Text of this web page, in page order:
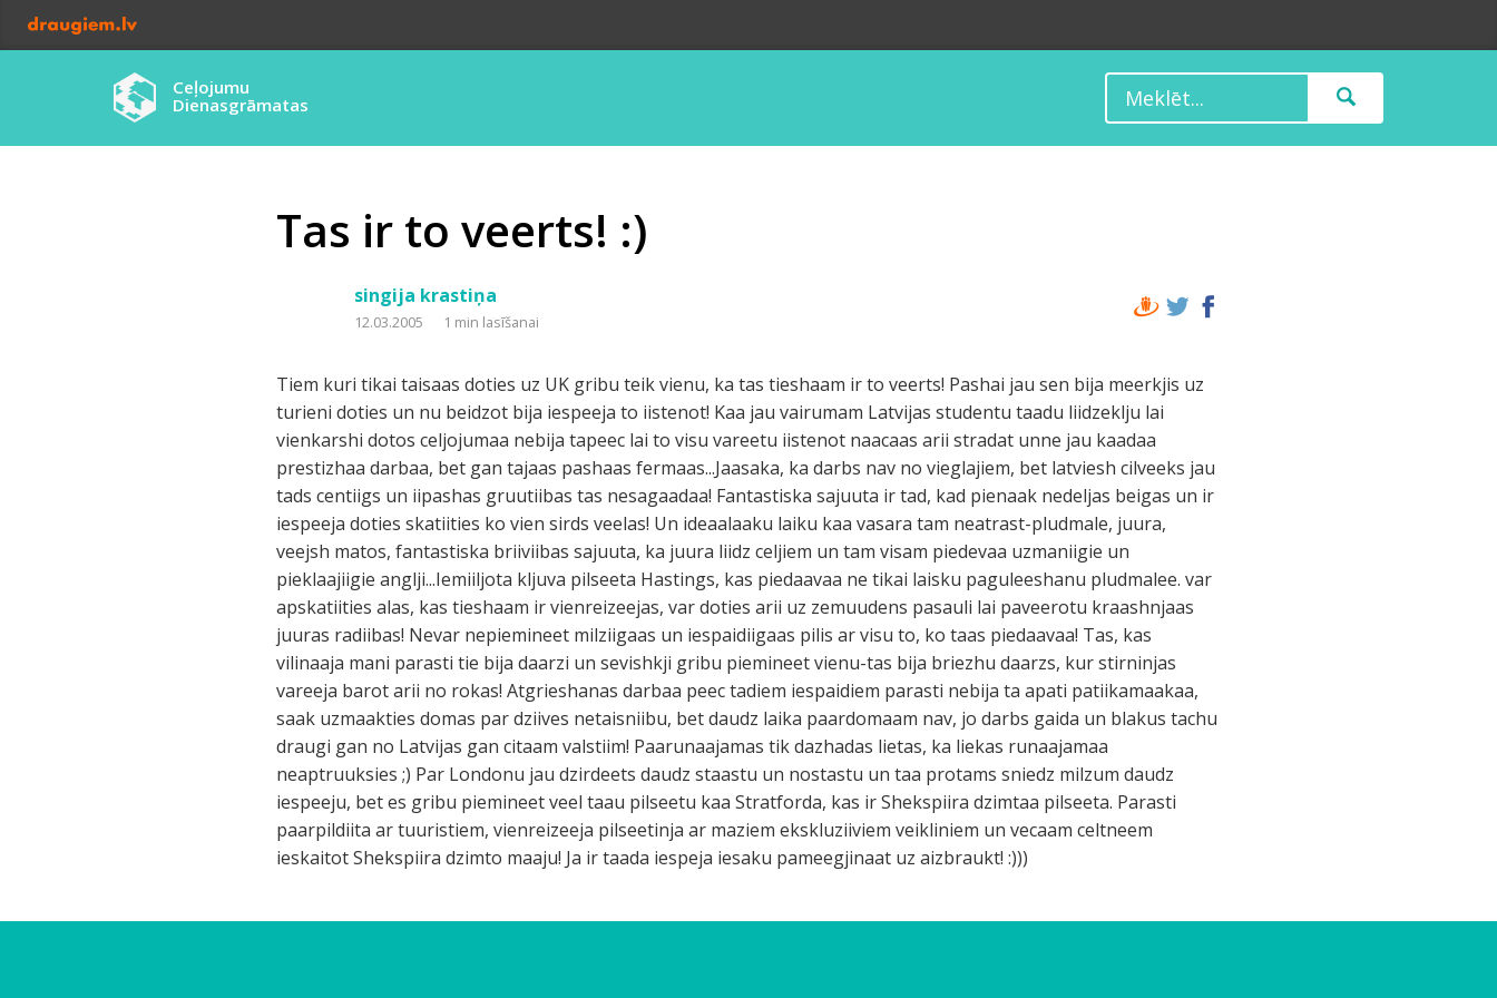
Ceļojumu
Dienasgrāmatas
Tas ir to veerts! :)
singija krastiņa
12.03.2005 1 min lasīšanai
Tiem kuri tikai taisaas doties uz UK gribu teik vienu, ka tas tieshaam ir to veerts! Pashai jau sen bija meerkjis uz
turieni doties un nu beidzot bija iespeeja to iistenot! Kaa jau vairumam Latvijas studentu taadu liidzeklju lai
vienkarshi dotos celjojumaa nebija tapeec lai to visu vareetu iistenot naacaas arii stradat unne jau kaadaa
prestizhaa darbaa, bet gan tajaas pashaas fermaas...Jaasaka, ka darbs nav no vieglajiem, bet latviesh cilveeks jau
tads centiigs un iipashas gruutiibas tas nesagaadaa! Fantastiska sajuuta ir tad, kad pienaak nedeljas beigas un ir
iespeeja doties skatiities ko vien sirds veelas! Un ideaalaaku laiku kaa vasara tam neatrast-pludmale, juura,
veejsh matos, fantastiska briiviibas sajuuta, ka juura liidz celjiem un tam visam piedevaa uzmaniigie un
pieklaajiigie anglji...Iemiiljota kljuva pilseeta Hastings, kas piedaavaa ne tikai laisku paguleeshanu pludmalee. var
apskatiities alas, kas tieshaam ir vienreizeejas, var doties arii uz zemuudens pasauli lai paveerotu kraashnjaas
juuras radiibas! Nevar nepiemineet milziigaas un iespaidiigaas pilis ar visu to, ko taas piedaavaa! Tas, kas
vilinaaja mani parasti tie bija daarzi un sevishkji gribu piemineet vienu-tas bija briezhu daarzs, kur stirninjas
vareeja barot arii no rokas! Atgrieshanas darbaa peec tadiem iespaidiem parasti nebija ta apati patiikamaakaa,
saak uzmaakties domas par dziives netaisniibu, bet daudz laika paardomaam nav, jo darbs gaida un blakus tachu
draugi gan no Latvijas gan citaam valstiim! Paarunaajamas tik dazhadas lietas, ka liekas runaajamaa
neaptruuksies ;) Par Londonu jau dzirdeets daudz staastu un nostastu un taa protams sniedz milzum daudz
iespeeju, bet es gribu piemineet veel taau pilseetu kaa Stratforda, kas ir Shekspiira dzimtaa pilseeta. Parasti
paarpildiita ar tuuristiem, vienreizeeja pilseetinja ar maziem ekskluziiviem veikliniem un vecaam celtneem
ieskaitot Shekspiira dzimto maaju! Ja ir taada iespeja iesaku pameegjinaat uz aizbraukt! :)))